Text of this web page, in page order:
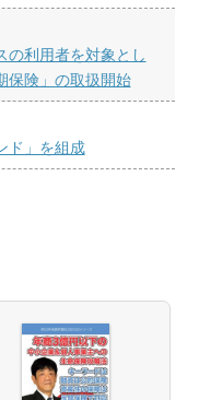
の利用者を対象とし
保険」の取扱開始
ド」を組成